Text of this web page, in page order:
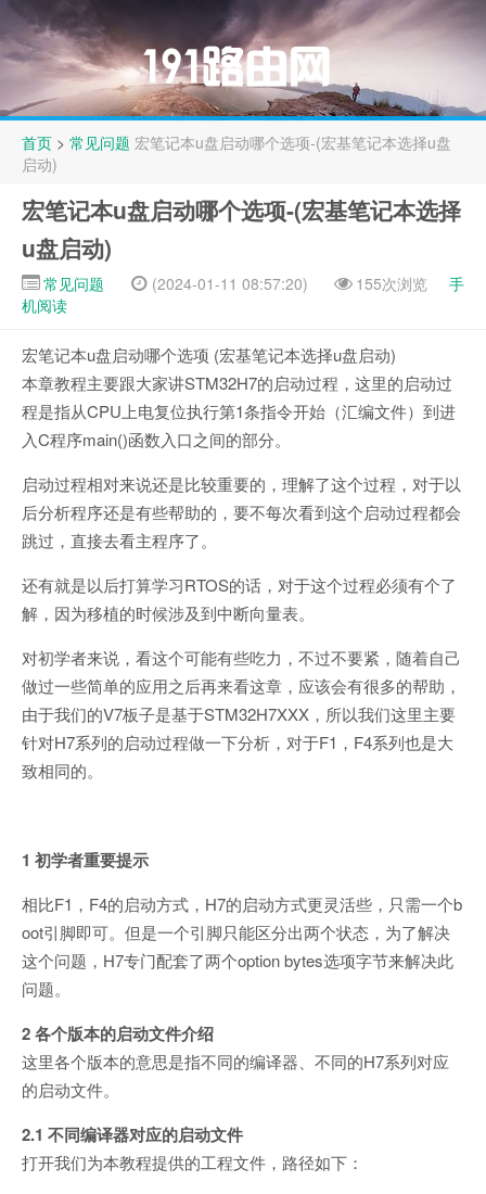
首页 > 常见问题 宏笔记本u盘启动哪个选项-(宏基笔记本选择u盘
启动)
宏笔记本u盘启动哪个选项-(宏基笔记本选择
u盘启动)
常见问题 (2024-01-11 08:57:20) 155次浏览
手
机阅读
宏笔记本u盘启动哪个选项 (宏基笔记本选择u盘启动)
本章教程主要跟大家讲STM32H7的启动过程，这里的启动过
程是指从CPU上电复位执行第1条指令开始（汇编文件）到进
入C程序main()函数入口之间的部分。
启动过程相对来说还是比较重要的，理解了这个过程，对于以
后分析程序还是有些帮助的，要不每次看到这个启动过程都会
跳过，直接去看主程序了。
还有就是以后打算学习RTOS的话，对于这个过程必须有个了
解，因为移植的时候涉及到中断向量表。
对初学者来说，看这个可能有些吃力，不过不要紧，随着自己
做过一些简单的应用之后再来看这章，应该会有很多的帮助，
由于我们的V7板子是基于STM32H7XXX，所以我们这里主要
针对H7系列的启动过程做一下分析，对于F1，F4系列也是大
致相同的。
1 初学者重要提示
相比F1，F4的启动方式，H7的启动方式更灵活些，只需一个b
oot引脚即可。但是一个引脚只能区分出两个状态，为了解决
这个问题，H7专门配套了两个option bytes选项字节来解决此
问题。
2 各个版本的启动文件介绍
这里各个版本的意思是指不同的编译器、不同的H7系列对应
的启动文件。
2.1 不同编译器对应的启动文件
打开我们为本教程提供的工程文件，路径如下：